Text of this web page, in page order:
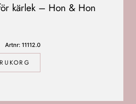
kärlek – Hon & Hon
Artnr: 11112.0